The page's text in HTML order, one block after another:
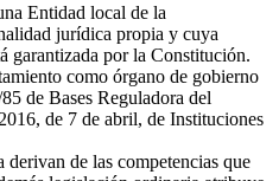
Entidad local de la
jurídica propia y cuya
garantizada por la Constitución.
como órgano de gobierno
de Bases Reguladora del
de 7 de abril, de Instituciones
derivan de las competencias que